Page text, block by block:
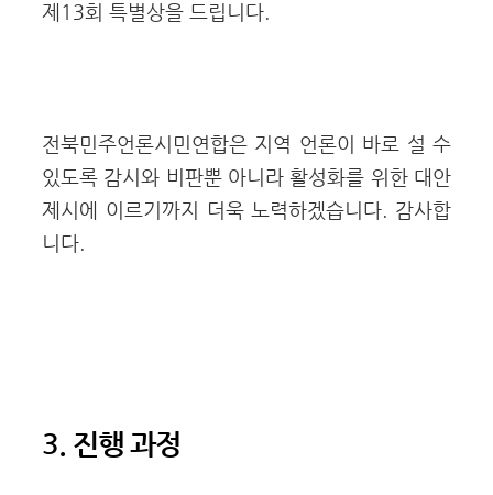
제13회 특별상을 드립니다.
전북민주언론시민연합은 지역 언론이 바로 설 수
있도록 감시와 비판뿐 아니라 활성화를 위한 대안
제시에 이르기까지 더욱 노력하겠습니다. 감사합
니다.
3. 진행 과정